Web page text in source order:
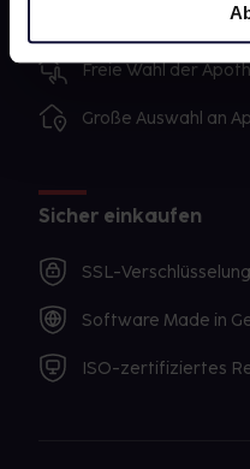
selben Tag möglich
Freie Wahl der
Große Auswahl an
Sicher einkaufen
SSL-Verschlüsselung
Software Made in
ISO-zertifiziertes